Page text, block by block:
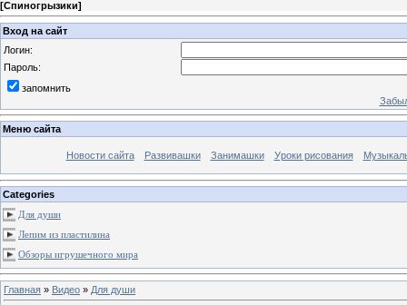
[Спиногрызики]
Вход на сайт
Логин:
Пароль:
запомнить
Меню сайта
Новости сайта Развивашки Занимашки Уроки рисования
Categories
Для души
Лепим из пластилина
Обзоры игрушечного мира
Главная » Видео » Для души